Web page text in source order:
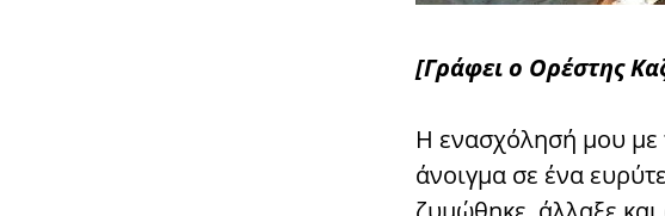
[Γράφει ο Ορέστης
Η ενασχόλησή μου με
άνοιγμα σε ένα